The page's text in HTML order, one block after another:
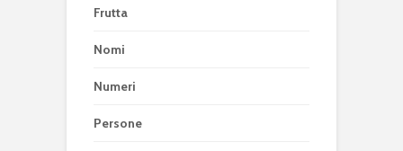
Frutta
Nomi
Numeri
Persone